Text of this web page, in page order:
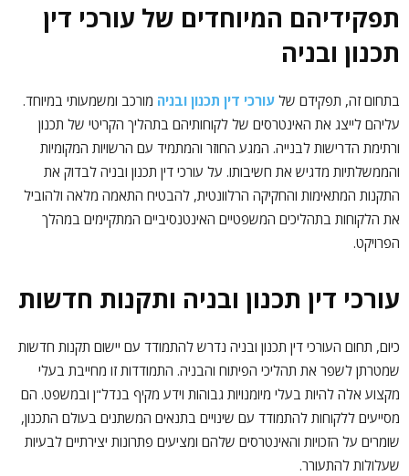
תפקידיהם המיוחדים של עורכי דין
תכנון ובניה
בתחום זה, תפקידם של עורכי דין תכנון ובניה מורכב ומשמעותי במיוחד.
עליהם לייצג את האינטרסים של לקוחותיהם בתהליך הקריטי של תכנון
ורתימת הדרישות לבנייה. המגע החוזר והמתמיד עם הרשויות המקומיות
והממשלתיות מדגיש את חשיבותו. על עורכי דין תכנון ובניה לבדוק את
התקנות המתאימות והחקיקה הרלוונטית, להבטיח התאמה מלאה ולהוביל
את הלקוחות בתהליכים המשפטיים האינטנסיביים המתקיימים במהלך
הפרויקט.
עורכי דין תכנון ובניה ותקנות חדשות
כיום, תחום העורכי דין תכנון ובניה נדרש להתמודד עם יישום תקנות חדשות
שמטרתן לשפר את תהליכי הפיתוח והבניה. התמודדות זו מחייבת בעלי
מקצוע אלה להיות בעלי מיומנויות גבוהות וידע מקיף בנדל"ן ובמשפט. הם
מסייעים ללקוחות להתמודד עם שינויים בתנאים המשתנים בעולם התכנון,
שומרים על הזכויות והאינטרסים שלהם ומציעים פתרונות יצירתיים לבעיות
שעלולות להתעורר.